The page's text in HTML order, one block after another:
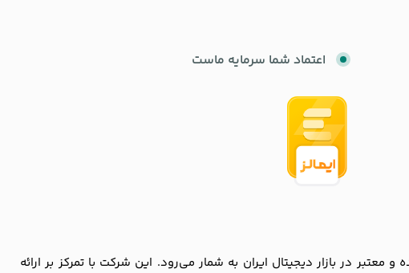
اعتماد شما سرمایه ماست
در بازار دیجیتال ایران به شمار می‌رود. این شرکت با تمرکز بر ارائه